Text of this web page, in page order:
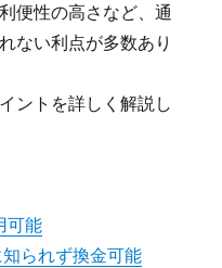
便性の高さなど、通
ない利点が多数あり
ントを詳しく解説し
可能
られず換金可能